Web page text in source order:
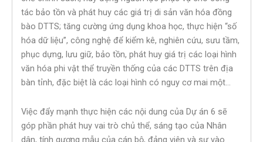
tác bảo tồn và phát huy các giá trị di sản văn hóa đồng
bào DTTS; tăng cường ứng dụng khoa học, thực hiện “số
hóa dữ liệu”, công nghệ để kiểm kê, nghiên cứu, sưu tầm,
phục dựng, lưu giữ, bảo tồn, phát huy giá trị các loại hình
văn hóa phi vật thể truyền thống của các DTTS trên địa
bàn tỉnh, đặc biệt là các loại hình có nguy cơ mai một…
Việc đẩy mạnh thực hiện các nội dung của Dự án 6 sẽ
góp phần phát huy vai trò chủ thể, sáng tạo của Nhân
dân, tính gương mẫu của cán bộ, đảng viên và sự vào